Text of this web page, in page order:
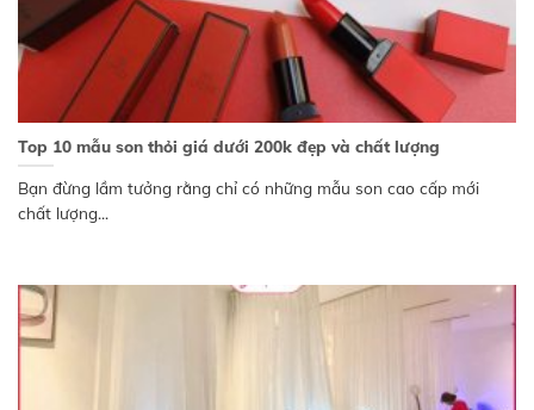
Top 10 mẫu son thỏi giá dưới 200k đẹp và chất lượng
Bạn đừng lầm tưởng rằng chỉ có những mẫu son cao cấp mới
chất lượng...